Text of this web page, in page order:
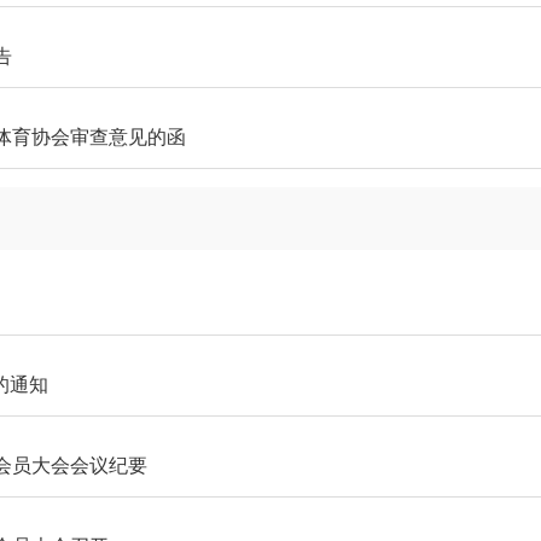
育协会审查意见的函
通知
员大会会议纪要